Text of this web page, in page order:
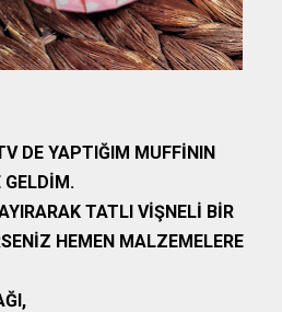
DE YAPTIĞIM MUFFİNIN
TATLI VİŞNELİ BİR
HEMEN MALZEMELERE